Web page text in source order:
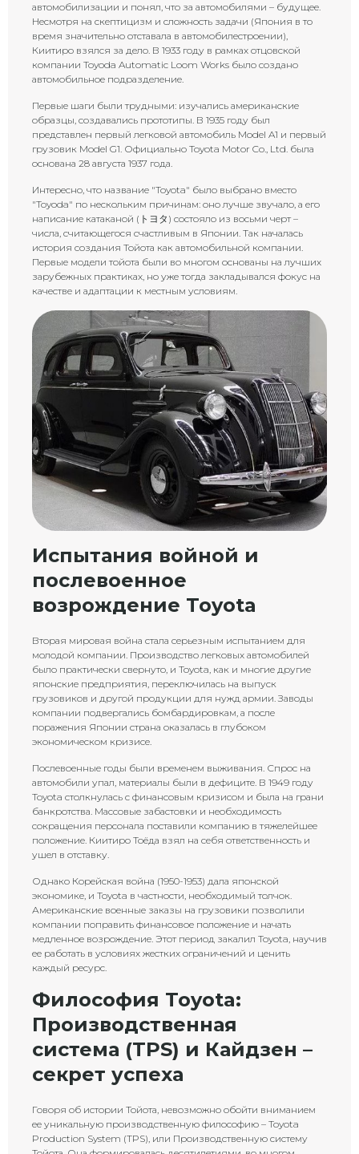
автомобилизации и понял, что за автомобилями – будущее.
Несмотря на скептицизм и сложность задачи (Япония в то
время значительно отставала в автомобилестроении),
Киитиро взялся за дело. В 1933 году в рамках отцовской
компании Toyoda Automatic Loom Works было создано
автомобильное подразделение.
Первые шаги были трудными: изучались американские
образцы, создавались прототипы. В 1935 году был
представлен первый легковой автомобиль Model A1 и первый
грузовик Model G1. Официально Toyota Motor Co., Ltd. была
основана 28 августа 1937 года.
Интересно, что название "Toyota" было выбрано вместо
"Toyoda" по нескольким причинам: оно лучше звучало, а его
написание катаканой (トヨタ) состояло из восьми черт –
числа, считающегося счастливым в Японии. Так началась
история создания Тойота как автомобильной компании.
Первые модели тойота были во многом основаны на лучших
зарубежных практиках, но уже тогда закладывался фокус на
качестве и адаптации к местным условиям.
Испытания войной и
послевоенное
возрождение Toyota
Вторая мировая война стала серьезным испытанием для
молодой компании. Производство легковых автомобилей
было практически свернуто, и Toyota, как и многие другие
японские предприятия, переключилась на выпуск
грузовиков и другой продукции для нужд армии. Заводы
компании подвергались бомбардировкам, а после
поражения Японии страна оказалась в глубоком
экономическом кризисе.
Послевоенные годы были временем выживания. Спрос на
автомобили упал, материалы были в дефиците. В 1949 году
Toyota столкнулась с финансовым кризисом и была на грани
банкротства. Массовые забастовки и необходимость
сокращения персонала поставили компанию в тяжелейшее
положение. Киитиро Тоёда взял на себя ответственность и
ушел в отставку.
Однако Корейская война (1950-1953) дала японской
экономике, и Toyota в частности, необходимый толчок.
Американские военные заказы на грузовики позволили
компании поправить финансовое положение и начать
медленное возрождение. Этот период закалил Toyota, научив
ее работать в условиях жестких ограничений и ценить
каждый ресурс.
Философия Toyota:
Производственная
система (TPS) и Кайдзен –
секрет успеха
Говоря об истории Тойота, невозможно обойти вниманием
ее уникальную производственную философию – Toyota
Production System (TPS), или Производственную систему